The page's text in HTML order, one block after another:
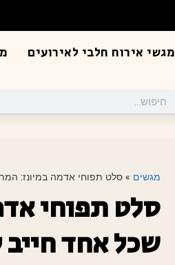
מגשי אירוח חלבי לאירועים
מגשים » סלט תפוחי אדמה במיונז:
סלט תפוחי
שכל אחד חייב